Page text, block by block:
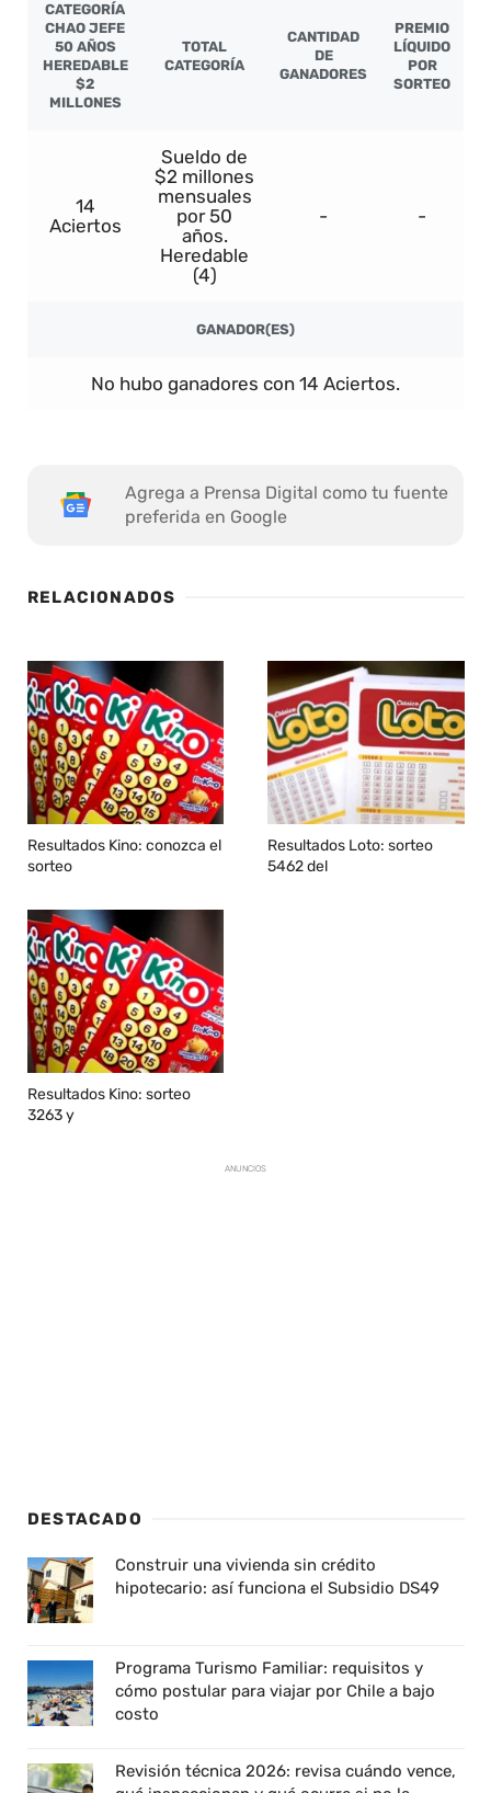
CATEGORÍA
CHAO JEFE
50 AÑOS
HEREDABLE
$2
MILLONES
TOTAL
CATEGORÍA
CANTIDAD
DE
GANADORES
PREMIO
LÍQUIDO
POR
SORTEO
14
Aciertos
Sueldo de
$2 millones
mensuales
por 50
años.
Heredable
(4)
- -
GANADOR(ES)
No hubo ganadores con 14 Aciertos.
Agrega a Prensa Digital como tu fuente
preferida en Google
RELACIONADOS
Resultados Kino: conozca el
sorteo
Resultados Loto: sorteo
5462 del
Resultados Kino: sorteo
3263 y
ANUNCIOS
DESTACADO
Construir una vivienda sin crédito
hipotecario: así funciona el Subsidio DS49
Programa Turismo Familiar: requisitos y
cómo postular para viajar por Chile a bajo
costo
Revisión técnica 2026: revisa cuándo vence,